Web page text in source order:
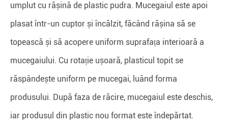
umplut cu rășină de plastic pudra. Mucegaiul este apoi
plasat într-un cuptor și încălzit, făcând rășina să se
topească și să acopere uniform suprafața interioară a
mucegaiului. Cu rotație ușoară, plasticul topit se
răspândește uniform pe mucegai, luând forma
produsului. După faza de răcire, mucegaiul este deschis,
iar produsul din plastic nou format este îndepărtat.